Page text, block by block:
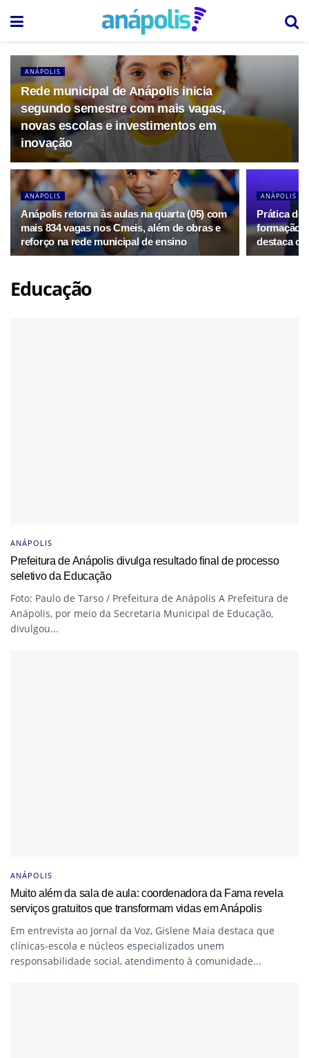
ANÁPOLIS
Rede municipal de Anápolis inicia
segundo semestre com mais vagas,
novas escolas e investimentos em
inovação
ANÁPOLIS
Anápolis retorna às aulas na quarta (05) com
mais 834 vagas nos Cmeis, além de obras e
reforço na rede municipal de ensino
ANÁPOLIS
Prática
formação
destaca
Educação
ANÁPOLIS
Prefeitura de Anápolis divulga resultado final de processo
seletivo da Educação
Foto: Paulo de Tarso / Prefeitura de Anápolis A Prefeitura de
Anápolis, por meio da Secretaria Municipal de Educação,
divulgou...
ANÁPOLIS
Muito além da sala de aula: coordenadora da Fama revela
serviços gratuitos que transformam vidas em Anápolis
Em entrevista ao Jornal da Voz, Gislene Maia destaca que
clínicas-escola e núcleos especializados unem
responsabilidade social, atendimento à comunidade...